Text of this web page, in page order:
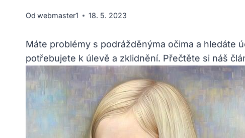
Od webmaster1 18. 5. 2023
Máte problémy s podrážděnýma očima a hledáte
potřebujete k úlevě a zklidnění. Přečtěte si náš